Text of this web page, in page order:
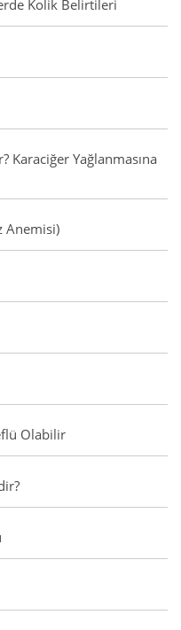
Kolik Belirtileri
Karaciğer Yağlanmasına
Anemisi)
Olabilir